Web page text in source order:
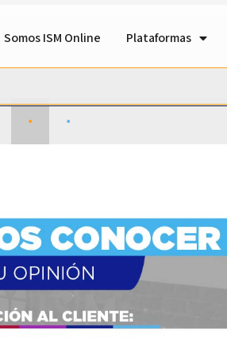
Somos ISM Online Plataformas
• •